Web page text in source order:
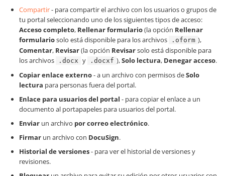
Compartir- para compartir el archivo con los usuarios o grupos de
tu portal seleccionando uno de los siguientes tipos de acceso:
Acceso completo, Rellenar formulario(la opción Rellenar
formulariosolo está disponible para los archivos .oform ),
Comentar, Revisar(la opción Revisarsolo está disponible para
los archivos
.docx y .docxf ),Solo lectura, Denegar acceso.
Copiar enlace externo- a un archivo con permisos deSolo
lectura para personas fuera del portal.
Enlace para usuarios del portal - para copiar el enlace a un
documento al portapapeles para usuarios del portal.
Enviar un archivo por correo electrónico.
Firmar un archivo con DocuSign.
Historial de versiones- para ver el historial de versiones y
revisiones.